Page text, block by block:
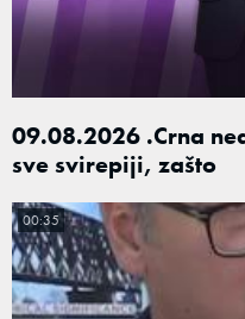
09.08.2026 .Crna
sve svirepiji, zašto
00:35